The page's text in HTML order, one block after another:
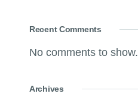
Recent Comments
No comments to show.
Archives